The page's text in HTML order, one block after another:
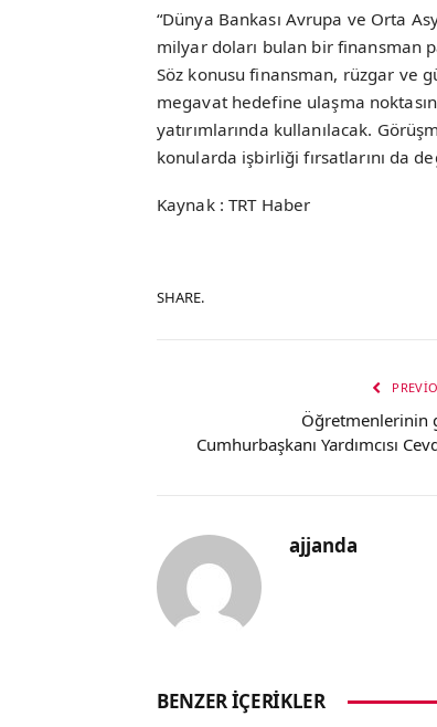
“Dünya Bankası Avrupa ve Orta
milyar doları bulan bir finansman
Söz konusu finansman, rüzgar ve
megavat hedefine ulaşma
yatırımlarında kullanılacak.
konularda işbirliği fırsatlarını da
Kaynak : TRT Haber
SHARE.
Öğretmenlerinin
Cumhurbaşkanı Yardımcısı
ajjanda
BENZER İÇERIKLER